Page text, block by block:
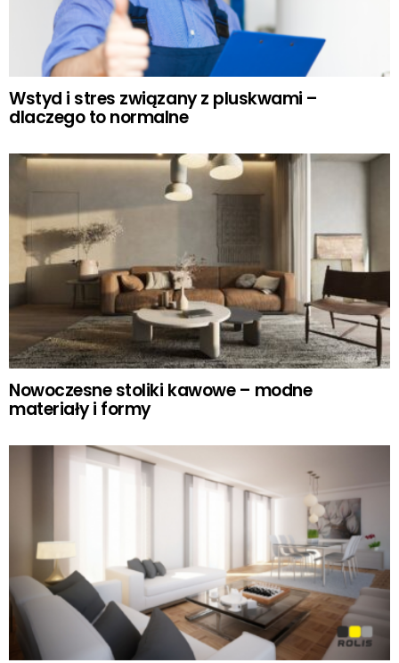
Wstyd i stres związany z pluskwami –
dlaczego to normalne
Nowoczesne stoliki kawowe – modne
materiały i formy